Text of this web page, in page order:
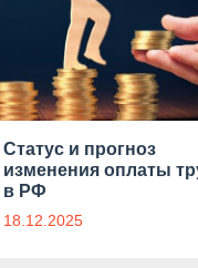
Статус и прогноз
изменения оплаты
в РФ
18.12.2025